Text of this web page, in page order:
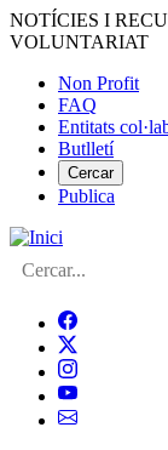
Vés
al
NOTÍCIES I
VOLUNTARIAT
Menú
del
compte
d'usuari
Non Profit
FAQ
Entitats
Butlletí
Cercar
Publica
Cerca